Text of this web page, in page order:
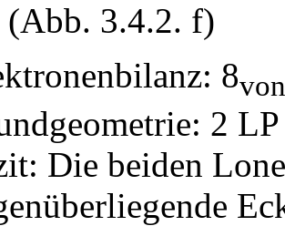
(Abb. 3.4.2. f)
8
2
Die beiden